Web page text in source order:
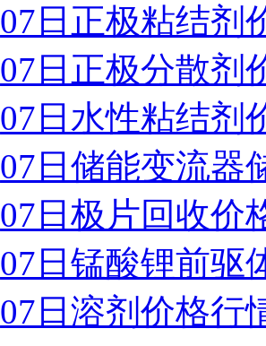
07日正极粘结剂
07日正极分散剂
07日水性粘结剂
07日储能变流器
07日极片回收价
07日锰酸锂前驱
07日溶剂价格行